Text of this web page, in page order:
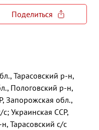
Поделиться
Тарасовский р-н,
Пологовский р-н,
Запорожская обл.,
Украинская ССР,
Тарасовский с/с